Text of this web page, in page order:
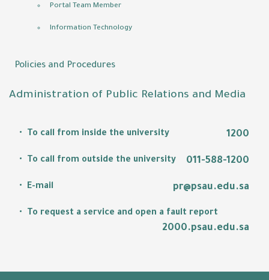
Portal Team Member
Information Technology
Policies and Procedures
Administration of Public Relations and Media
To call from inside the university 1200
To call from outside the university 011-588-1200
E-mail pr@psau.edu.sa
To request a service and open a fault report
2000.psau.edu.sa